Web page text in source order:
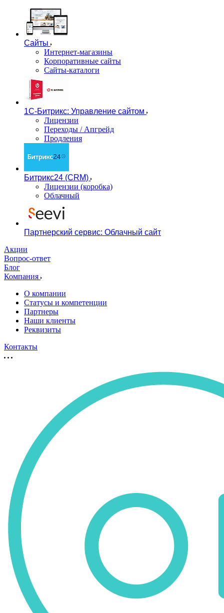
Сайты
Интернет-магазины
Корпоративные сайты
Сайты-каталоги
1С-Битрикс: Управление сайтом
Лицензии
Переходы / Апгрейд
Продления
Битрикс24 (CRM)
Лицензии (коробка)
Облачный
Партнерский сервис: Облачный сайт
Акции
Вопрос-ответ
Блог
Компания
О компании
Статусы и компетенции
Партнеры
Наши клиенты
Реквизиты
Контакты